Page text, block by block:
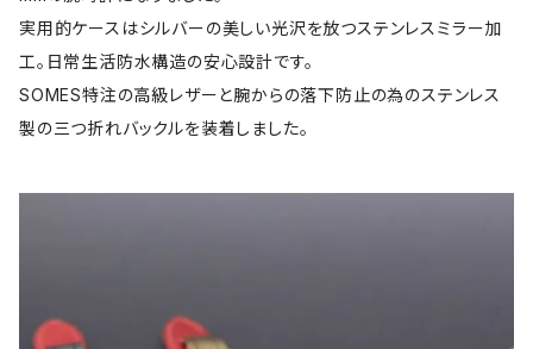
実用的ケースはシルバーの美しい光沢を放つステンレスミラー加
工。日常生活防水構造の安心設計です。
SOMES特注の高級レザーと腕からの落下防止の為のステンレス
製の三つ折れバックルを装着しました。